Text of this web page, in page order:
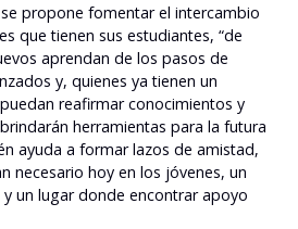
se propone fomentar el intercambio
que tienen sus estudiantes, “de
aprendan de los pasos de
y, quienes ya tienen un
reafirmar conocimientos y
herramientas para la futura
ayuda a formar lazos de amistad,
necesario hoy en los jóvenes, un
un lugar donde encontrar apoyo